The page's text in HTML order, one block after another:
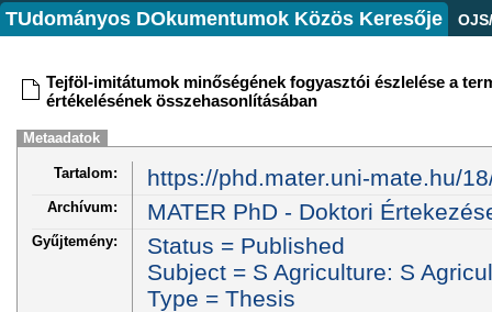
TUdományos DOkumentumok Közös Keresője
Tejföl-imitátumok minőségének fogyasztói észlelése a
értékelésének összehasonlításában
Metaadatok
Tartalom: https://phd.mater.uni-mate.hu/
Archívum: MATER PhD - Doktori
Gyűjtemény:
Status = Published
Subject = S Agriculture: S
Type = Thesis